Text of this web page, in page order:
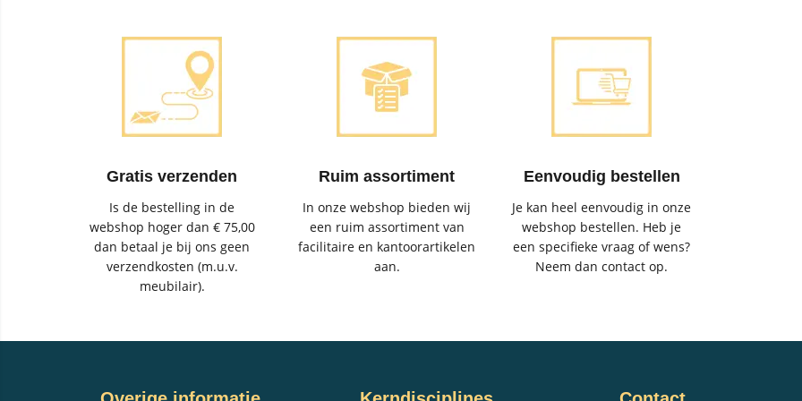
Gratis verzenden
Is de bestelling in de
webshop hoger dan € 75,00
dan betaal je bij ons geen
verzendkosten (m.u.v.
meubilair).
Ruim assortiment
In onze webshop bieden wij
een ruim assortiment van
facilitaire en kantoorartikelen
aan.
Eenvoudig bestellen
Je kan heel eenvoudig in onze
webshop bestellen. Heb je
een specifieke vraag of wens?
Neem dan contact op.